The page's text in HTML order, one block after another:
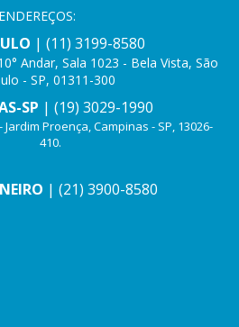
ENDEREÇOS:
| (11) 3199-8580
Andar, Sala 1023 - Bela Vista, São
- SP, 01311-300
SP | (19) 3029-1990
Proença, Campinas - SP, 13026-
410.
| (21) 3900-8580